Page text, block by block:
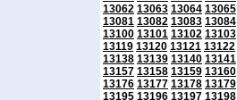
13062 13063 13064 13065
13081 13082 13083 13084
13100 13101 13102 13103
13119 13120 13121 13122
13138 13139 13140 13141
13157 13158 13159 13160
13176 13177 13178 13179
13195 13196 13197 13198